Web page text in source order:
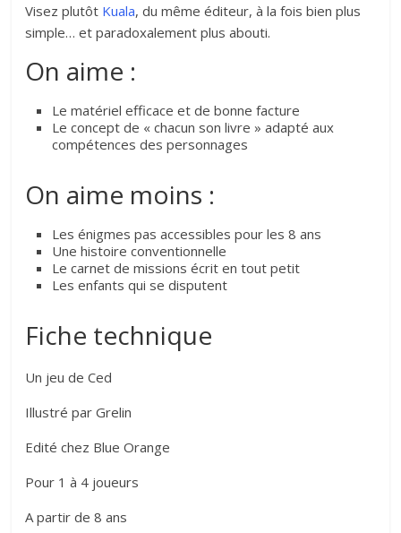
Visez plutôt Kuala, du même éditeur, à la fois bien plus
simple… et paradoxalement plus abouti.
On aime :
Le matériel efficace et de bonne facture
Le concept de « chacun son livre » adapté aux
compétences des personnages
On aime moins :
Les énigmes pas accessibles pour les 8 ans
Une histoire conventionnelle
Le carnet de missions écrit en tout petit
Les enfants qui se disputent
Fiche technique
Un jeu de Ced
Illustré par Grelin
Edité chez Blue Orange
Pour 1 à 4 joueurs
A partir de 8 ans